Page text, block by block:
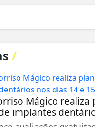
/
Mágico realiza
implantes